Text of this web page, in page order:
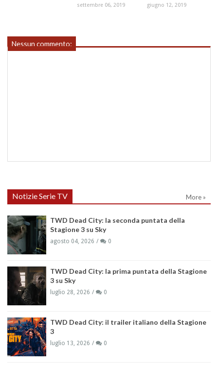
settembre 06, 2019 giugno 12, 2019
Nessun commento:
Notizie Serie TV More »
TWD Dead City: la seconda puntata della
Stagione 3 su Sky
agosto 04, 2026 0
TWD Dead City: la prima puntata della Stagione
3 su Sky
luglio 28, 2026 0
TWD Dead City: il trailer italiano della Stagione
3
luglio 13, 2026 0